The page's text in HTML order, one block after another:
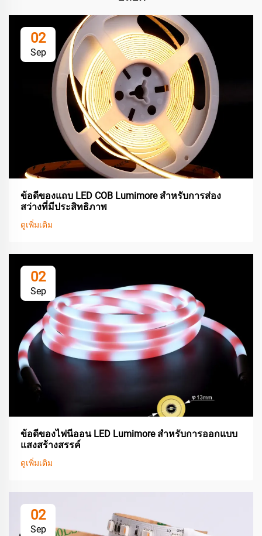
02
Sep
ข้อดีของแถบ LED COB Lumimore สำหรับการส่อง
สว่างที่มีประสิทธิภาพ
ดูเพิ่มเติม
02
Sep
ข้อดีของไฟนีออน LED Lumimore สำหรับการออกแบบ
แสงสร้างสรรค์
ดูเพิ่มเติม
02
Sep